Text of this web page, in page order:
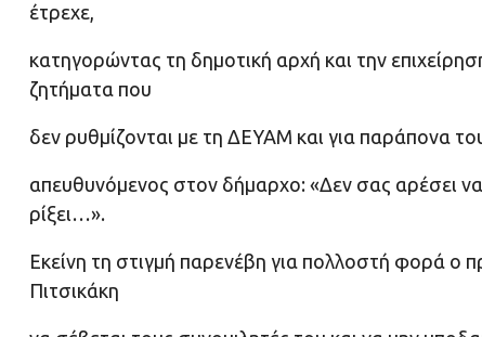
έτρεχε,
κατηγορώντας τη δημοτική αρχή και την
ζητήματα που
δεν ρυθμίζονται με τη ΔΕΥΑΜ και για παράπονα
απευθυνόμενος στον δήμαρχο: «Δεν σας αρέσει
ρίξει…».
Εκείνη τη στιγμή παρενέβη για πολλοστή φορά ο
Πιτσικάκη